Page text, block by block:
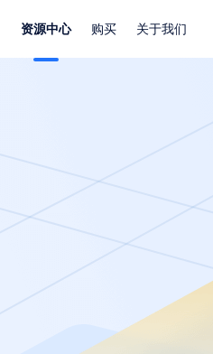
资源中心 购买 关于我们